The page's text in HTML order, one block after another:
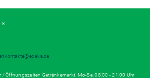
8
/ Öffnungszeiten Getränkemarkt: Mo-Sa. 08:00 - 21:00 Uhr